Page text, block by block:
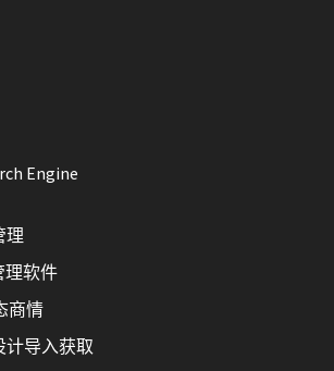
Engine
理
理软件
商情
计导入获取